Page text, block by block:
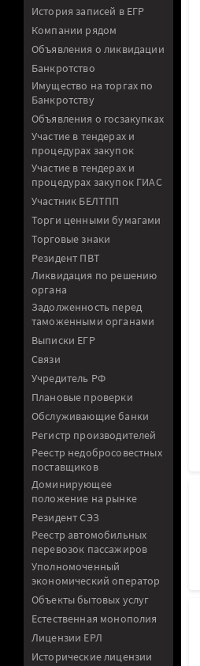
История записей в ЕГР
Компании рядом
Объявления о ликвидации
Банкротство
Имущество на торгах по
Банкротству
Объявления о госзакупках
Участие в тендерах и
процедурах закупок
Участие в тендерах и
процедурах закупок ГИАС
Участник БЕЛТПП
Торги ценными бумагами
Торговые знаки
Резидент ПВТ
Ликвидация по решению
органа
Задолженность перед
таможенными органами
Выписки ЕГР
Связи
Учредитель РФ
Плановые проверки
Обслуживающие банки
Регистр производителей
Реестр недобросовестных
поставщиков
Доминирующее
положение на рынке
Резидент СЭЗ
Реестр автомобильных
перевозок пассажиров
Уполномоченный
экономический оператор
Объекты бытовых услуг
Естественная монополия
Лицензии ЕРЛ
Исторические лицензии